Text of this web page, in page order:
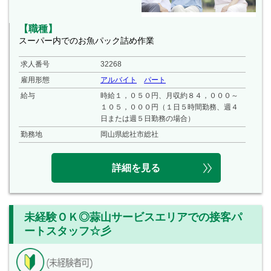
【職種】
スーパー内でのお魚パック詰め作業
求人番号
32268
雇用形態
アルバイト
パート
給与
時給１，０５０円、月収約８４，０００～
１０５，０００円（１日５時間勤務、週４
日または週５日勤務の場合）
勤務地
岡山県総社市総社
詳細を見る
未経験ＯＫ◎蒜山サービスエリアでの接客パ
ートスタッフ☆彡